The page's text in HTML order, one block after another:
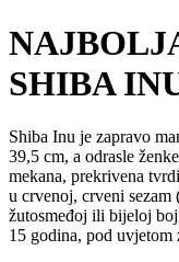
SHIBA
Shiba Inu je zapravo
39,5 cm, a odrasle
mekana, prekrivena
u crvenoj, crveni
žutosmeđoj ili bijeloj
15 godina, pod uvjetom